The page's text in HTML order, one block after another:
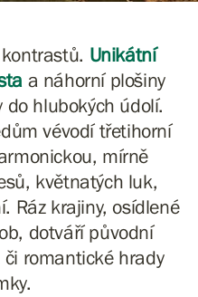
Unikátní
a náhorní plošiny
hlubokých údolí.
vévodí třetihorní
mírně
květnatých luk,
Ráz krajiny, osídlené
dotváří původní
romantické hrady